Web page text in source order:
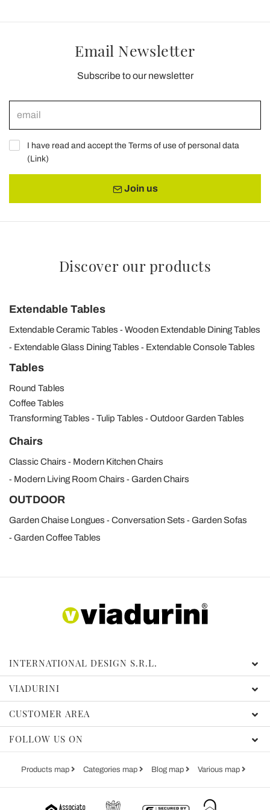
Email Newsletter
Subscribe to our newsletter
I have read and accept the Terms of use of personal data
(Link)
Join us
Discover our products
Extendable Tables
Extendable Ceramic Tables
Wooden Extendable Dining Tables
Extendable Glass Dining Tables
Extendable Console Tables
Tables
Round Tables
Coffee Tables
Transforming Tables
Tulip Tables Outdoor Garden Tables
Chairs
Classic Chairs
Modern Kitchen Chairs
Modern Living Room Chairs
Garden Chairs
OUTDOOR
Garden Chaise Longues Conversation Sets
Garden Sofas
Garden Coffee Tables
INTERNATIONAL DESIGN S.R.L.
VIADURINI
CUSTOMER AREA
FOLLOW US ON
Products map Categories map Blog map Various map